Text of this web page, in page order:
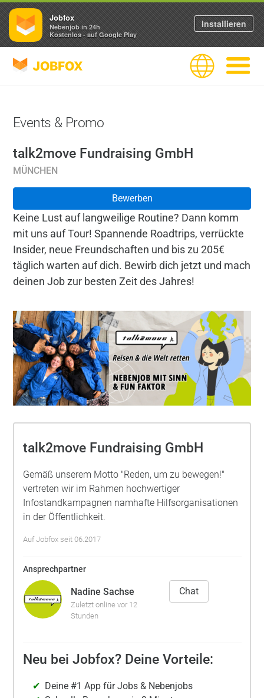
JOBFOX Sprache
Events & Promo
talk2move Fundraising GmbH
MÜNCHEN
Bewerben
Keine Lust auf langweilige Routine? Dann komm
mit uns auf Tour! Spannende Roadtrips, verrückte
Insider, neue Freundschaften und bis zu 205€
täglich warten auf dich. Bewirb dich jetzt und mach
deinen Job zur besten Zeit des Jahres!
talk2move Fundraising GmbH
Gemäß unserem Motto "Reden, um zu bewegen!"
vertreten wir im Rahmen hochwertiger
Infostandkampagnen namhafte Hilfsorganisationen
in der Öffentlichkeit.
Auf Jobfox seit 06.2017
Ansprechpartner
Nadine Sachse
Zuletzt online vor 12
Stunden
Chat
Neu bei Jobfox? Deine Vorteile:
Deine #1 App für Jobs & Nebenjobs
Jobfox
Nebenjob in 24h
Kostenlos - auf Google Play
Installieren